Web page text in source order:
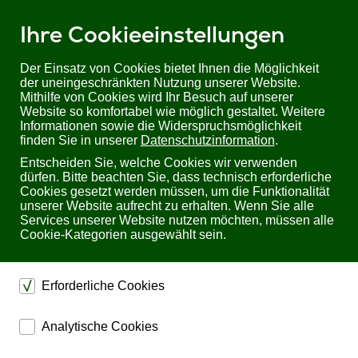
Ihre Cookieeinstellungen
Der Einsatz von Cookies bietet Ihnen die Möglichkeit
der uneingeschränkten Nutzung unserer Website.
Mithilfe von Cookies wird Ihr Besuch auf unserer
Website so komfortabel wie möglich gestaltet. Weitere
Informationen sowie die Widerspruchsmöglichkeit
finden Sie in unserer Datenschutzinformation.
Entscheiden Sie, welche Cookies wir verwenden
dürfen. Bitte beachten Sie, dass technisch erforderliche
Cookies gesetzt werden müssen, um die Funktionalität
unserer Website aufrecht zu erhalten. Wenn Sie alle
Services unserer Website nutzen möchten, müssen alle
Cookie-Kategorien ausgewählt sein.
Erforderliche Cookies
dienen dem technischen einwandfreien Betrieb unserer
Website.
Analytische Cookies
Sie befinden sich hier:Startseite Produkte
Überspannungsschutz
Ableiter für Windkraftanlagen
Ableiter für Windkraftanlagen
Blitz- und Überspannungsableiter schützen
Windkraftanlagen effektiv vor Überspannungen durch
direkte und indirekte Blitzentladungen.
Windenergie Anlagen besonders gefährdet!
Hersteller: